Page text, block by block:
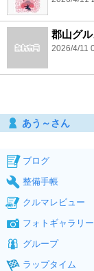
郡山グ
2026/4/11
あう～さん
ブログ
整備手帳
クルマレビュー
フォトギャラリー
グループ
ラップタイム